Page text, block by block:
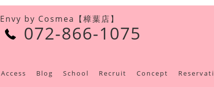
Envy by Cosmea【樟葉店】
072-866-1075
Access Blog School Recruit Concept